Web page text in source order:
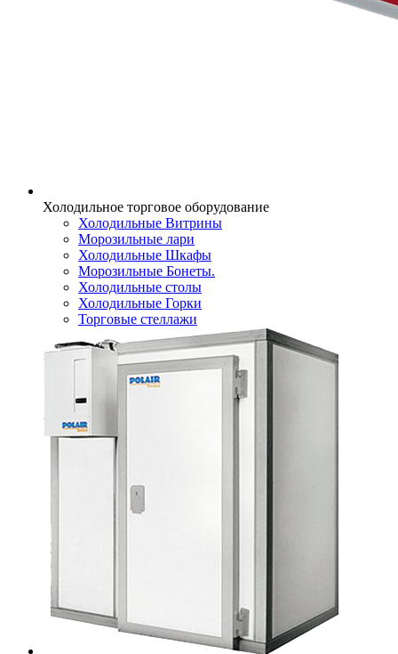
Холодильное торговое оборудование
Холодильные Витрины
Морозильные лари
Холодильные Шкафы
Морозильные Бонеты.
Холодильные столы
Холодильные Горки
Торговые стеллажи